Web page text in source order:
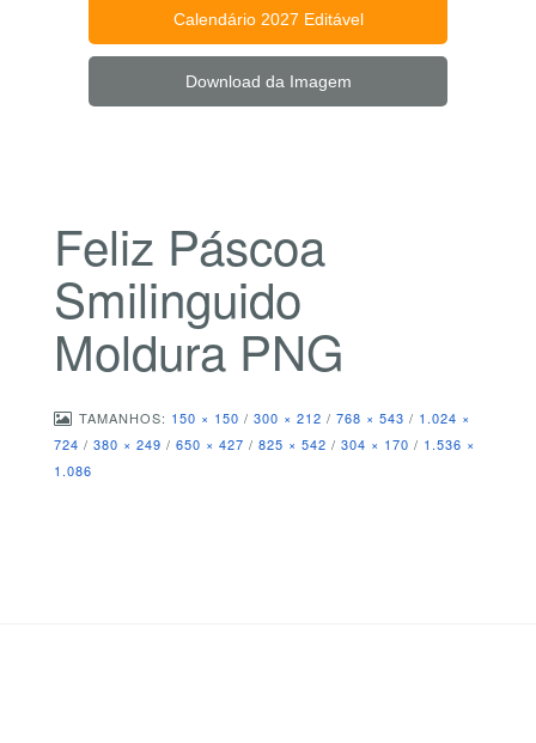
Calendário 2027 Editável
Download da Imagem
Feliz Páscoa
Smilinguido
Moldura PNG
TAMANHOS: 150 × 150 / 300 × 212 / 768 × 543 / 1.024 ×
724 / 380 × 249 / 650 × 427 / 825 × 542 / 304 × 170 / 1.536 ×
1.086